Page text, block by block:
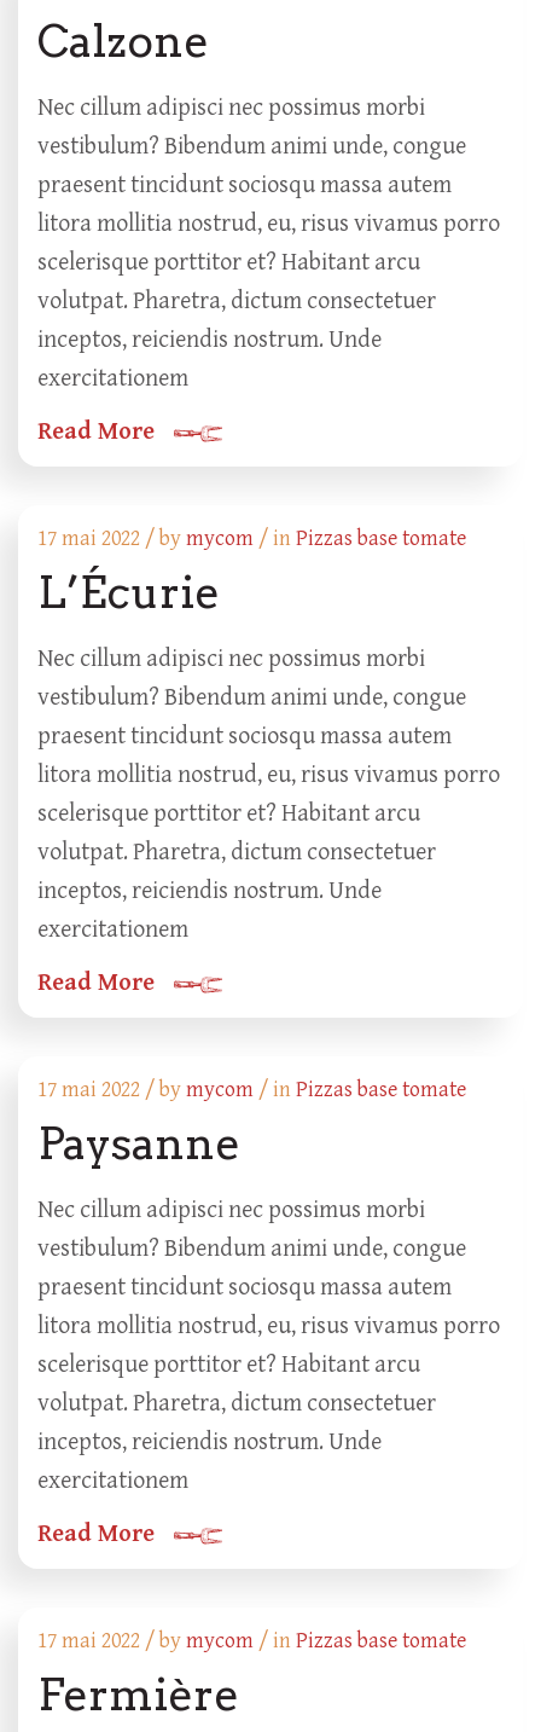
Calzone
Nec cillum adipisci nec possimus morbi
vestibulum? Bibendum animi unde, congue
praesent tincidunt sociosqu massa autem
litora mollitia nostrud, eu, risus vivamus porro
scelerisque porttitor et? Habitant arcu
volutpat. Pharetra, dictum consectetuer
inceptos, reiciendis nostrum. Unde
exercitationem
Read More
17 mai 2022 /bymycom / inPizzas base tomate
L’Écurie
Nec cillum adipisci nec possimus morbi
vestibulum? Bibendum animi unde, congue
praesent tincidunt sociosqu massa autem
litora mollitia nostrud, eu, risus vivamus porro
scelerisque porttitor et? Habitant arcu
volutpat. Pharetra, dictum consectetuer
inceptos, reiciendis nostrum. Unde
exercitationem
Read More
17 mai 2022 /bymycom / inPizzas base tomate
Paysanne
Nec cillum adipisci nec possimus morbi
vestibulum? Bibendum animi unde, congue
praesent tincidunt sociosqu massa autem
litora mollitia nostrud, eu, risus vivamus porro
scelerisque porttitor et? Habitant arcu
volutpat. Pharetra, dictum consectetuer
inceptos, reiciendis nostrum. Unde
exercitationem
Read More
17 mai 2022 /bymycom / inPizzas base tomate
Fermière